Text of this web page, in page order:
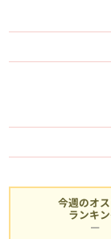
今週のオ
ランキ